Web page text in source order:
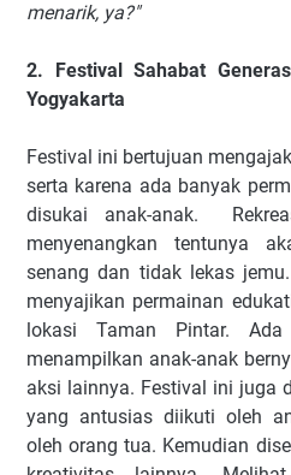
menarik, ya?"
2. Festival Sahabat
Yogyakarta
Festival ini bertujuan
serta karena ada banyak
disukai anak-anak.
menyenangkan tentunya
senang dan tidak lekas
menyajikan permainan
lokasi Taman Pintar.
menampilkan anak-anak
aksi lainnya. Festival ini juga
yang antusias diikuti oleh
oleh orang tua. Kemudian